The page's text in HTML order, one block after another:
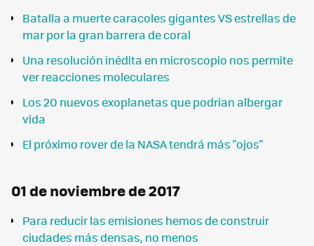
Batalla a muerte caracoles gigantes VS estrellas de
mar por la gran barrera de coral
Una resolución inédita en microscopio nos permite
ver reacciones moleculares
Los 20 nuevos exoplanetas que podrían albergar
vida
El próximo rover de la NASA tendrá más "ojos"
01 de noviembre de 2017
Para reducir las emisiones hemos de construir
ciudades más densas, no menos